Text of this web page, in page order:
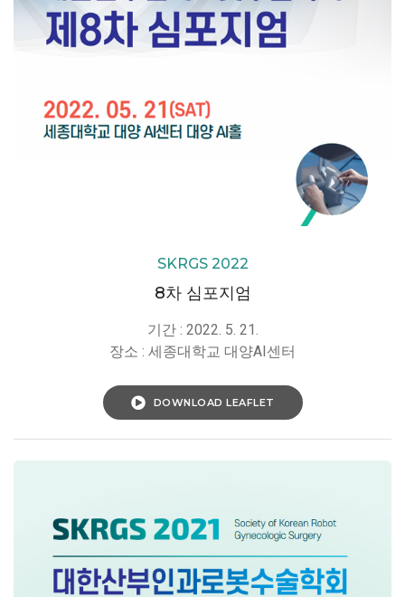
SKRGS 2022
8차 심포지엄
기간 : 2022. 5. 21.
장소 : 세종대학교 대양AI센터
DOWNLOAD LEAFLET